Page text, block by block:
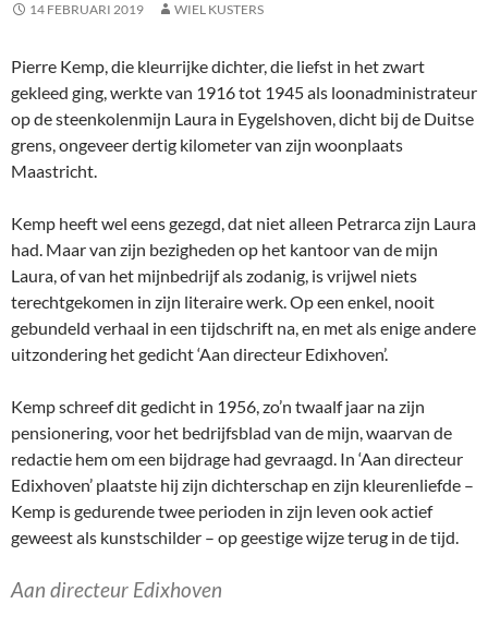
14 FEBRUARI 2019 WIEL KUSTERS
Pierre Kemp, die kleurrijke dichter, die liefst in het zwart
gekleed ging, werkte van 1916 tot 1945 als loonadministrateur
op de steenkolenmijn Laura in Eygelshoven, dicht bij de Duitse
grens, ongeveer dertig kilometer van zijn woonplaats
Maastricht.
Kemp heeft wel eens gezegd, dat niet alleen Petrarca zijn Laura
had. Maar van zijn bezigheden op het kantoor van de mijn
Laura, of van het mijnbedrijf als zodanig, is vrijwel niets
terechtgekomen in zijn literaire werk. Op een enkel, nooit
gebundeld verhaal in een tijdschrift na, en met als enige andere
uitzondering het gedicht ‘Aan directeur Edixhoven’.
Kemp schreef dit gedicht in 1956, zo’n twaalf jaar na zijn
pensionering, voor het bedrijfsblad van de mijn, waarvan de
redactie hem om een bijdrage had gevraagd. In ‘Aan directeur
Edixhoven’ plaatste hij zijn dichterschap en zijn kleurenliefde –
Kemp is gedurende twee perioden in zijn leven ook actief
geweest als kunstschilder – op geestige wijze terug in de tijd.
Aan directeur Edixhoven